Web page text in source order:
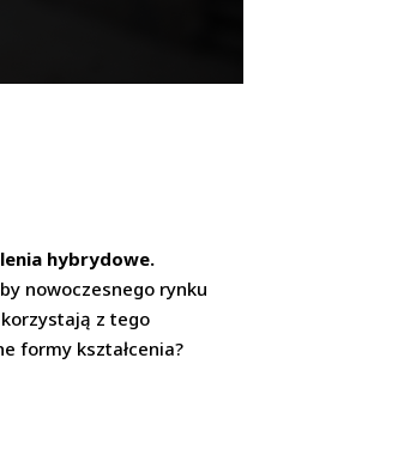
hybrydowe.
nowoczesnego rynku
z tego
formy kształcenia?